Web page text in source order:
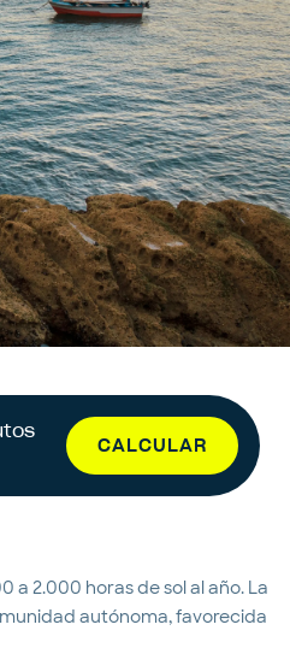
CALCULAR
a 2.000 horas de sol al año. La
autónoma, favorecida